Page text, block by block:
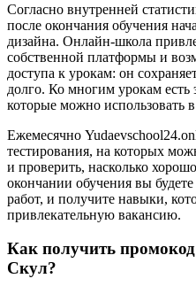
Согласно внутренней
после окончания обучения
дизайна. Онлайн-школа
собственной платформы и
доступа к урокам: он
долго. Ко многим урокам есть
которые можно использовать в
Ежемесячно
тестирования, на которых
и проверить, насколько
окончании обучения вы
работ, и получите навыки,
привлекательную вакансию.
Как получить
Скул?